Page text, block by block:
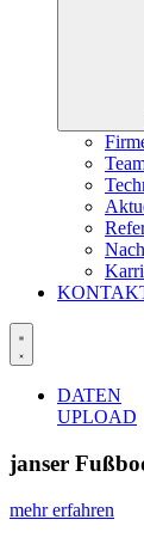
DATEN
UPLOAD
janser
mehr erfahren